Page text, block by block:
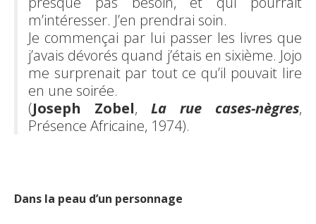
m’intéresser. J’en prendrai soin.
Je commençai par lui passer les livres que
j’avais dévorés quand j’étais en sixième. Jojo
me surprenait par tout ce qu’il pouvait lire
en une soirée.
(Joseph Zobel, La rue cases-nègres,
Présence Africaine, 1974).
Dans la peau d’un personnage